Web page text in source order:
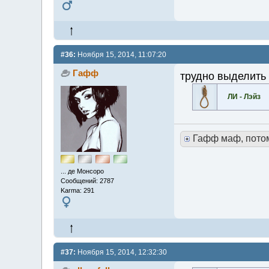
#36: Ноября 15, 2014, 11:07:20
Гафф
... де Монсоро
Сообщений: 2787
Karma: 291
трудно
ЛИ - Лэйз
Гафф маф,
#37: Ноября 15, 2014, 12:32:30